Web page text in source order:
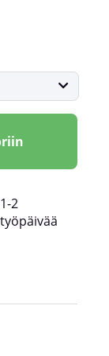
1-2
työpäivää